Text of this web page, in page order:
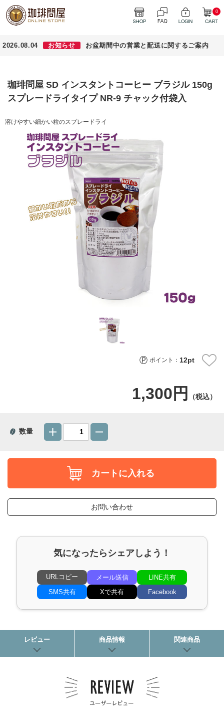
0
2026.08.04 お知らせ お盆期間中の営業と配送に関するご案内
珈琲問屋 SD インスタントコーヒー ブラジル 150g
スプレードライタイプ NR-9 チャック付袋入
溶けやすい細かい粒のスプレードライ
ポイント： 12pt
1,300円 （税込）
数量
カートに入れる
お問い合わせ
気になったらシェアしよう！
URLコピー メール送信
LINE共有
SMS共有
Xで共有 Facebook
レビュー 商品情報 関連商品